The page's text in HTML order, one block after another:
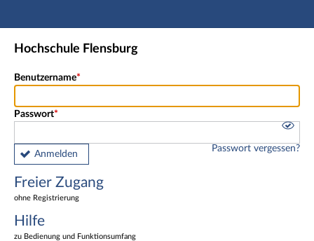
Hauptnavigation
Freier Zugang
Fußzeile
Hochschule Flensburg
Benutzername
Passwort
Anmelden
Passwort vergessen?
Freier Zugang
ohne Registrierung
Hilfe
zu Bedienung und Funktionsumfang